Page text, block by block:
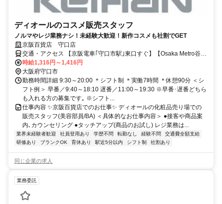
ディオールのコスメ販売スタッフ
ノルマやレジ業務ナシ！未経験大歓迎！新作コスメも社割でGET
京阪百貨店 守口店
交通・アクセス 【京阪電車｢守口市駅｣東口すぐ】【Osaka Metro谷町
線 ｢守口駅｣下車、徒歩5分】
時給1,316円～1,416円
大阪府守口市
勤務時間詳細 9:30～20:00 ＊シフト制 ＊実働7時間 ＊休憩90分 ＜シ
フト例＞ 早番／9:40～18:10 遅番／11:00～19:30 ※早番･遅番どちら
も入れる方の募集です｡ ※シフト...
仕事内容 ✨京阪百貨店でのお仕事✨ ディオールの化粧品売り場での
販売スタッフ(美容部員/BA) ＜具体的なお仕事内容＞ ●接客や商品案
内､カウンセリング ●タッチアップ(商品のお試し) レジ業務は...
業界未経験者歓迎 社員登用あり 学歴不問 転勤なし 経験不問
交通費全額支給
研修あり
ブランクOK 育休あり 駅近5分以内 シフト制 社割あり
同じ企業の求人
業務委託